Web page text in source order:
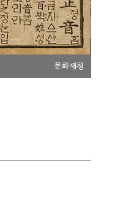
문화재청